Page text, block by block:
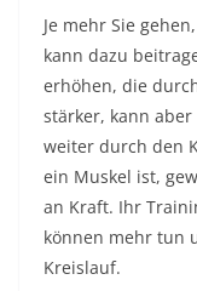
Je mehr Sie
kann dazu
erhöhen, die
stärker, kann
weiter durch den
ein Muskel ist,
an Kraft. Ihr
können mehr tun
Kreislauf.